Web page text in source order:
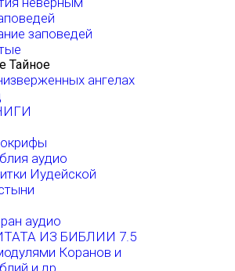
заповедей
Тайное
ангелах
аудио
Иудейской
аудио
ИЗ БИБЛИИ 7.5
Коранов и
и др.